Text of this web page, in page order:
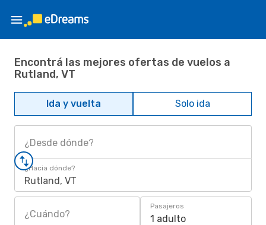
Encontrá las mejores ofertas de vuelos a
Rutland, VT
Ida y vuelta Solo ida
¿Desde dónde?
¿Hacia dónde?
Rutland, VT
¿Cuándo?
Pasajeros
1 adulto